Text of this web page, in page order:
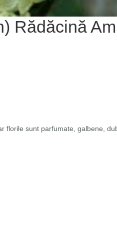
Rădăcină
sunt parfumate, galbene,